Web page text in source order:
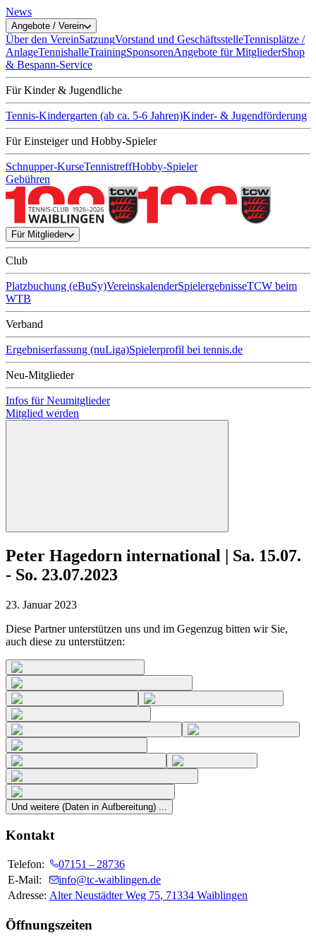
News
Angebote / Verein
Über den VereinSatzungVorstand und GeschäftsstelleTennisplätze /
AnlageTennishalleTrainingSponsorenAngebote für MitgliederShop
& Bespann-Service
Für Kinder & Jugendliche
Tennis-Kindergarten (ab ca. 5-6 Jahren)Kinder- & Jugendförderung
Für Einsteiger und Hobby-Spieler
Schnupper-KurseTennistreffHobby-Spieler
Gebühren
Für Mitglieder
Club
Platzbuchung (eBuSy)VereinskalenderSpielergebnisseTCW beim
WTB
Verband
Ergebniserfassung (nuLiga)Spielerprofil bei tennis.de
Neu-Mitglieder
Infos für Neumitglieder
Mitglied werden
Peter Hagedorn international | Sa. 15.07.
- So. 23.07.2023
23. Januar 2023
Diese Partner unterstützen uns und im Gegenzug bitten wir Sie,
auch diese zu unterstützen:
Und weitere (Daten in Aufbereitung) ...
Kontakt
Telefon:
07151 – 28736
E-Mail:
info@tc-waiblingen.de
Adresse: Alter Neustädter Weg 75, 71334 Waiblingen
Öffnungszeiten